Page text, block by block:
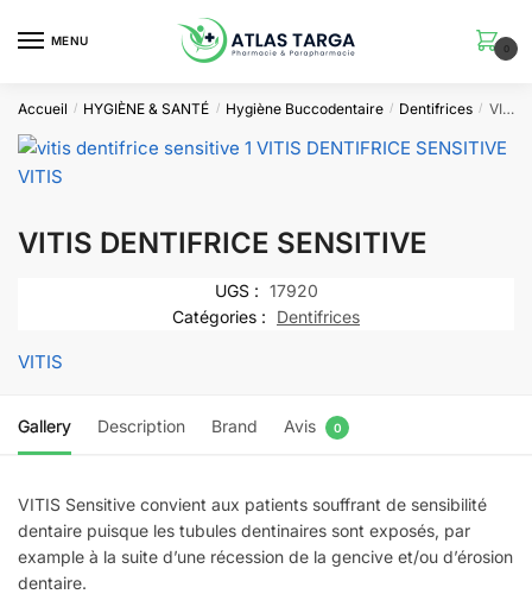
MENU
0
Accueil / HYGIÈNE & SANTÉ / Hygiène Buccodentaire / Dentifrices / VITIS DENTIFRICE SENSITIVE
VITIS DENTIFRICE SENSITIVE
UGS : 17920
Catégories :
Dentifrices
VITIS
Gallery Description Brand Avis 0
VITIS Sensitive convient aux patients souffrant de sensibilité
dentaire puisque les tubules dentinaires sont exposés, par
example à la suite d’une récession de la gencive et/ou d’érosion
dentaire.